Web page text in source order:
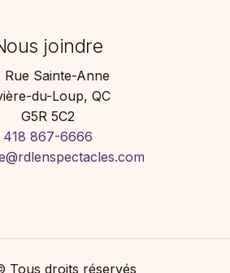
joindre
Rue Sainte-Anne
du-Loup, QC
G5R 5C2
418 867-6666
Tous droits réservés